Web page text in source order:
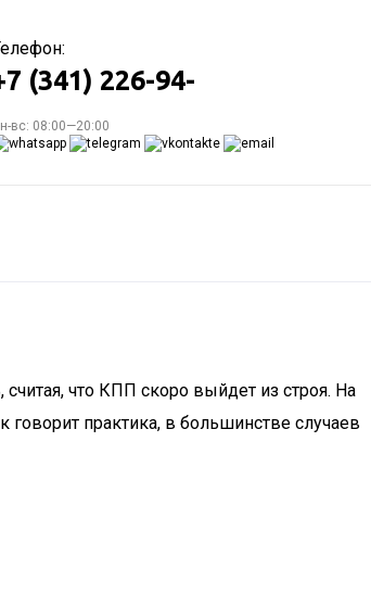
(341) 226-94-
вс: 08:00—20:00
что КПП скоро выйдет из строя. На
говорит практика, в большинстве случаев